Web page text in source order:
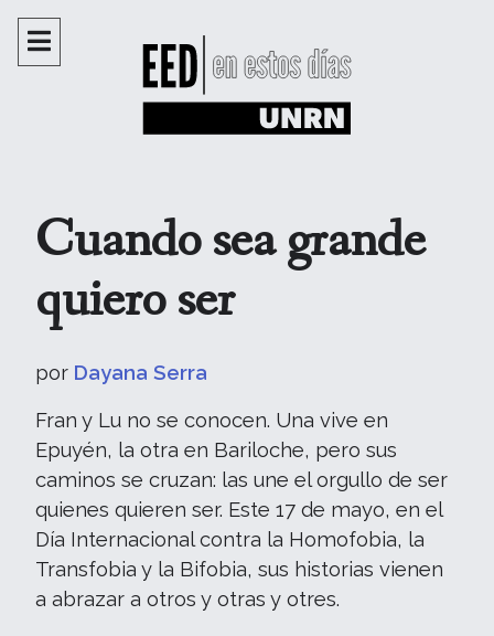
Cuando sea grande
quiero ser
por Dayana Serra
Fran y Lu no se conocen. Una vive en
Epuyén, la otra en Bariloche, pero sus
caminos se cruzan: las une el orgullo de ser
quienes quieren ser. Este 17 de mayo, en el
Día Internacional contra la Homofobia, la
Transfobia y la Bifobia, sus historias vienen
a abrazar a otros y otras y otres.